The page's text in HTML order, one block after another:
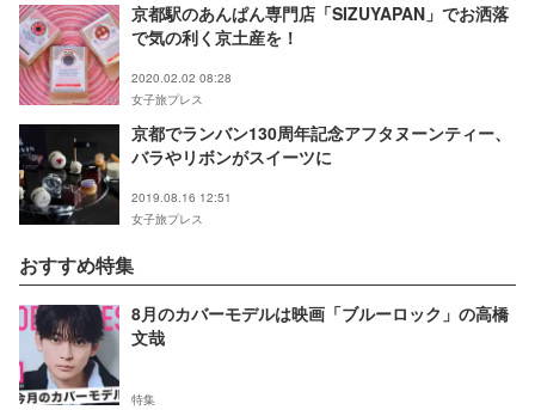
京都駅のあんぱん専門店「SIZUYAPAN」でお洒落
で気の利く京土産を！
2020.02.02 08:28
女子旅プレス
京都でランバン130周年記念アフタヌーンティー、
バラやリボンがスイーツに
2019.08.16 12:51
女子旅プレス
おすすめ特集
8月のカバーモデルは映画「ブルーロック」の高橋
文哉
特集